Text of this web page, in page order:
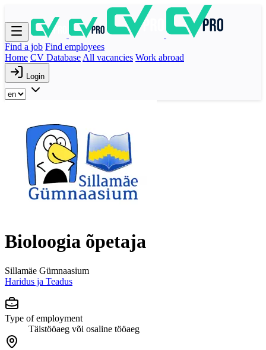
Find a job Find employees
Home CV Database All vacancies Work abroad
Login
Bioloogia õpetaja
Sillamäe Gümnaasium
Haridus ja Teadus
Type of employment
Täistööaeg või osaline tööaeg